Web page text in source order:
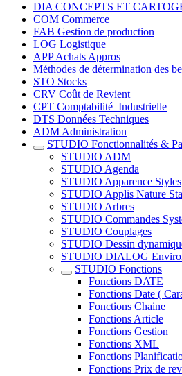
DIA CONCEPTS ET
COM Commerce
FAB Gestion de production
LOG Logistique
APP Achats Appros
Méthodes de détermination des
STO Stocks
CRV Coût de Revient
CPT Comptabilité_Industrielle
DTS Données Techniques
ADM Administration
STUDIO Fonctionnalités &
STUDIO ADM
STUDIO Agenda
STUDIO Apparence Styles
STUDIO Applis Nature
STUDIO Arbres
STUDIO Commandes
STUDIO Couplages
STUDIO Dessin
STUDIO DIALOG
STUDIO Fonctions
Fonctions DATE
Fonctions Date (
Fonctions Chaine
Fonctions Article
Fonctions Gestion
Fonctions XML
Fonctions
Fonctions Prix de